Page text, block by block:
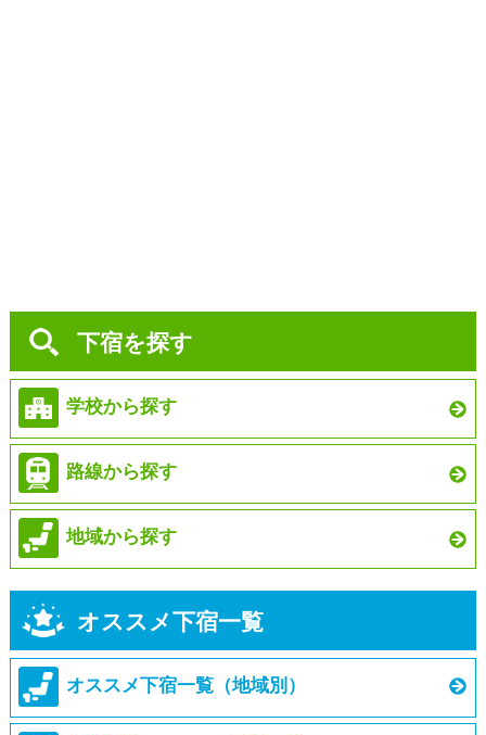
下宿を探す
学校から探す
路線から探す
地域から探す
オススメ下宿一覧
オススメ下宿一覧（地域別）